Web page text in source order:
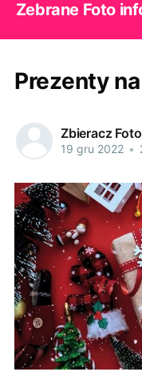
Zebrane Foto
Prezenty
Zbieracz
19 gru 2022 •